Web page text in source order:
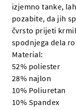
izjemno tanke,
pozabite, da jih
čvrsto prijeti
spodnjega dela
Material:
52% poliester
28% najlon
10% Poliuretan
10% Spandex